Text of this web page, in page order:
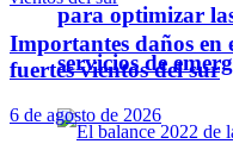
para optimizar
servicios de
Importantes daños
fuertes vientos del sur
6 de agosto de 2026